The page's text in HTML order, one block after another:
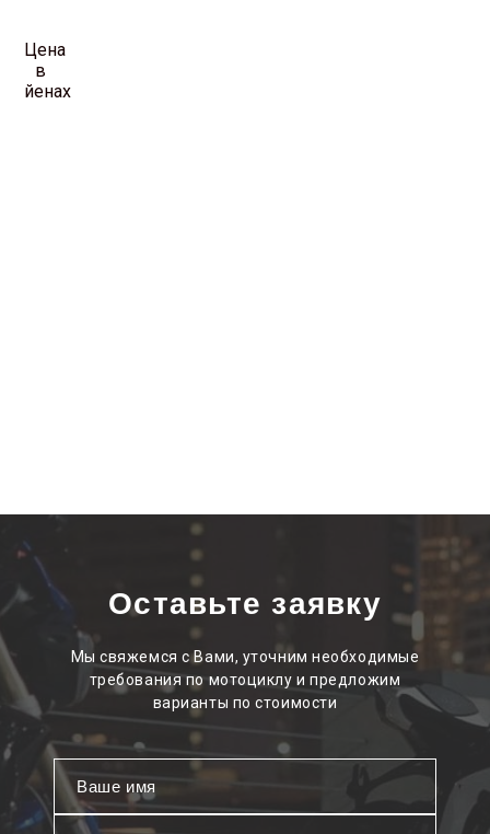
Цена
в
йенах
Оставьте заявку
Мы свяжемся с Вами, уточним необходимые
требования по мотоциклу и предложим
варианты по стоимости